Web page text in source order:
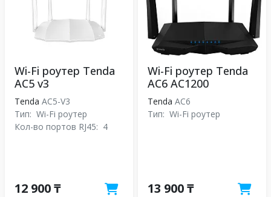
Wi-Fi роутер Tenda
AC5 v3
Tenda AC5-V3
Тип: Wi-Fi роутер
Кол-во портов RJ45: 4
12 900 ₸
Wi-Fi роутер Tenda
AC6 AC1200
Tenda АС6
Тип: Wi-Fi роутер
13 900 ₸